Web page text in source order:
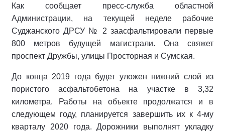
Как сообщает пресс-служба областной
Администрации, на текущей неделе рабочие
Суджанского ДРСУ № 2 заасфальтировали первые
800 метров будущей магистрали. Она свяжет
проспект Дружбы, улицы Просторная и Сумская.
До конца 2019 года будет уложен нижний слой из
пористого асфальтобетона на участке в 3,32
километра. Работы на объекте продолжатся и в
следующем году, планируется завершить их к 4-му
кварталу 2020 года. Дорожники выполнят укладку